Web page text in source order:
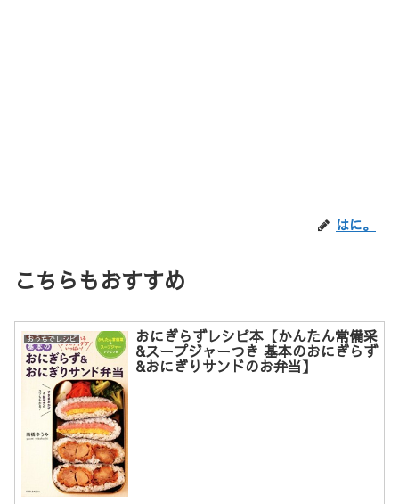
はに。
こちらもおすすめ
おうちでレシピ おにぎらずレシピ本【かんたん常備采
&スープジャーつき 基本のおにぎらず
&おにぎりサンドのお弁当】